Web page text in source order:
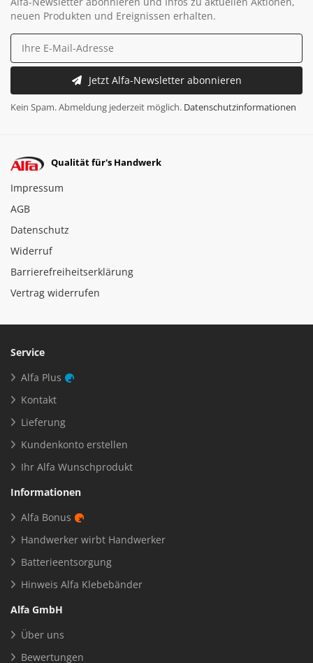
neuen Produkten und Ereignissen erhalten.
Jetzt Alfa-Newsletter abonnieren
Kein Spam. Abmeldung jederzeit möglich. Datenschutzinformationen
Qualität für's Handwerk
Impressum
AGB
Datenschutz
Widerruf
Barrierefreiheitserklärung
Vertrag widerrufen
Service
Alfa Plus
Kontakt
Lieferung
Kundenkonto erstellen
Ihr Alfa Wunschprodukt
Informationen
Alfa Bonus
Handwerker wirbt Handwerker
Batterieentsorgung
Hinweis Alfa Klebebänder
Alfa GmbH
Über uns
Bewertungen